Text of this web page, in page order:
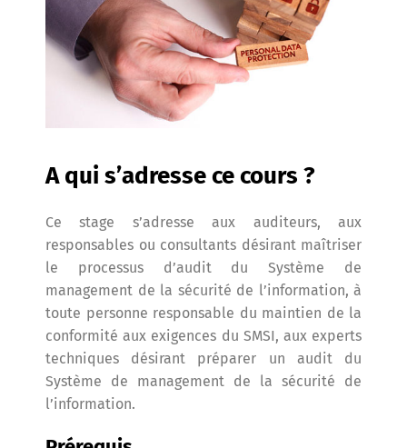
A qui s’adresse ce cours ?
Ce stage s’adresse aux auditeurs, aux
responsables ou consultants désirant maîtriser
le processus d’audit du Système de
management de la sécurité de l’information, à
toute personne responsable du maintien de la
conformité aux exigences du SMSI, aux experts
techniques désirant préparer un audit du
Système de management de la sécurité de
l’information.